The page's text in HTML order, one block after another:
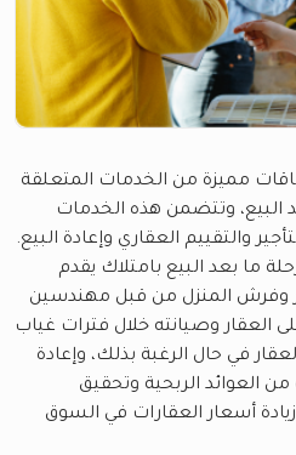
مميزة من الخدمات المتعلقة
البيع، وتتضمن هذه الخدمات
والتقييم العقاري وإعادة البيع.
ما بعد البيع بامتلاك يقدم
وفرش المنزل من قبل مهندسين
العقار وصيانته خلال فترات غياب
في حال الرغبة بذلك، وإعادة
العوائد الربحية وتحقيق
أسعار العقارات في السوق